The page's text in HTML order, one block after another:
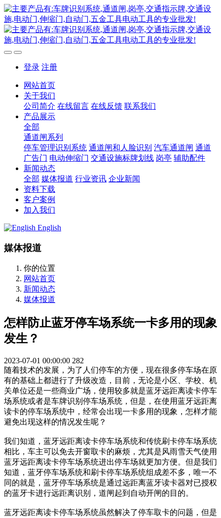
登录 注册
网站首页
关于我们
公司简介 在线留言 在线反馈 联系我们
产品展示
全部
通道闸系列
停车管理识别系统 通道闸和人脸识别 汽车通道闸 通道
广告门 电动伸缩门 交通设施标牌划线 岗亭 辅助配件
新闻动态
全部 媒体报道 行业资讯 企业新闻
资料下载
客户案例
加入我们
English
媒体报道
你的位置
网站首页
新闻动态
媒体报道
怎样防止蓝牙停车场系统一卡多用的现象
发生？
2023-07-01 00:00:00 282
随着技术的发展，为了人们停车的方便，现在很多停车场在原
有的基础上都进行了升级改造，目前，无论是小区、学校、机
关单位还是一些商业广场，使用较多就是蓝牙远距离读卡停车
场系统或者是车牌识别停车场系统，但是，在使用蓝牙远距离
读卡的停车场系统中，经常会出现一卡多用的现象，怎样才能
避免出现这样的情况发生呢？
我们知道，蓝牙远距离读卡停车场系统和传统刷卡停车场系统
相比，车主可以免去开窗取卡的麻烦，尤其是风雨雪天气使用
蓝牙远距离读卡停车场系统进出停车场就更加方便。但是我们
知道，蓝牙停车场系统和刷卡停车场系统组成差不多，唯一不
同的就是，蓝牙停车场系统是通过远距离蓝牙读卡器对已授权
的蓝牙卡进行远距离识别，道闸起到自动开闸的目的。
蓝牙远距离读卡停车场系统虽然解决了停车取卡的问题，但是